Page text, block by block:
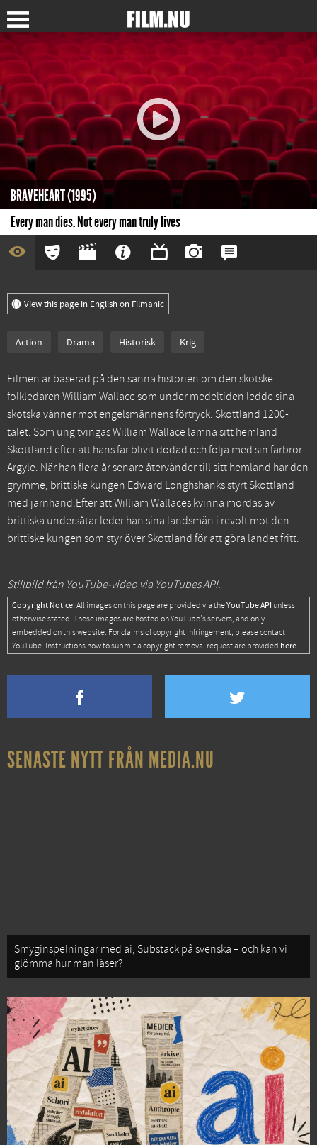
BRAVEHEART (1995)
Every man dies. Not every man truly lives
View this page in English on Filmanic
Action Drama Historisk Krig
Filmen är baserad på den sanna historien om den skotske
folkledaren William Wallace som under medeltiden ledde sina
skotska vänner mot engelsmännens förtryck. Skottland 1200-
talet. Som ung tvingas William Wallace lämna sitt hemland
Skottland efter att hans far blivit dödad och följa med sin farbror
Argyle. När han flera år senare återvänder till sitt hemland har den
grymme, brittiske kungen Edward Longhshanks styrt Skottland
med järnhand.Efter att William Wallaces kvinna mördas av
brittiska undersåtar leder han sina landsmän i revolt mot den
brittiske kungen som styr över Skottland för att göra landet fritt.
Stillbild från YouTube-video via YouTubes API.
Copyright Notice: All images on this page are provided via theYouTube API unless
otherwise stated. These images are hosted on YouTube's servers, and only
embedded on this website. For claims of copyright infringement, please contact
YouTube. Instructions how to submit a copyright removal request are provided here.
SENASTE NYTT FRÅN MEDIA.NU
Smyginspelningar med ai, Substack på svenska – och kan vi
glömma hur man läser?